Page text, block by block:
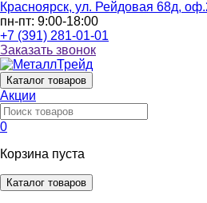
Красноярск, ул. Рейдовая 68д,
пн-пт: 9:00-18:00
+7 (391) 281-01-01
Заказать звонок
Каталог товаров
Акции
0
Корзина пуста
Каталог товаров